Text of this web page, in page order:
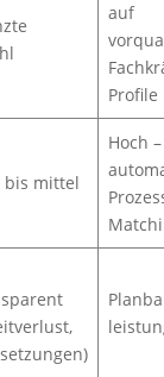
auf
Profile
bis mittel
Hoch –